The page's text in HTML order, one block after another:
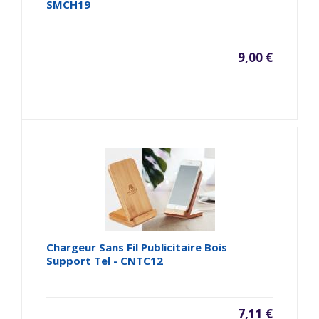
SMCH19
9,00 €
Chargeur Sans Fil Publicitaire Bois
Support Tel - CNTC12
7,11 €